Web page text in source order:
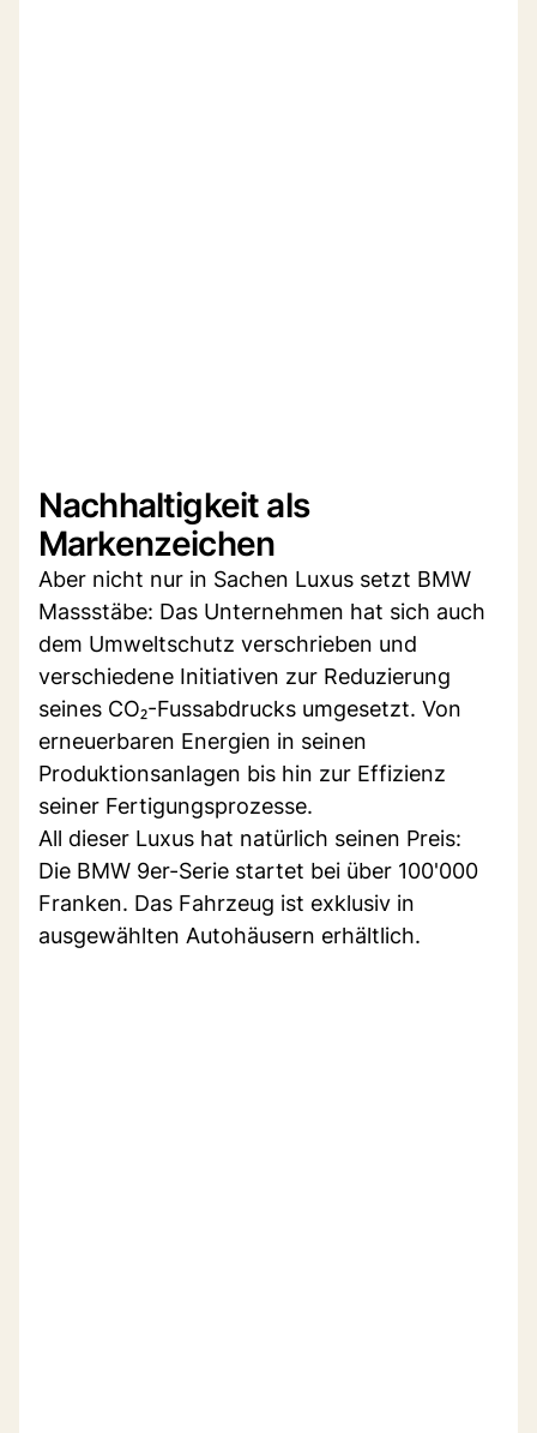
Nachhaltigkeit als
Markenzeichen
Aber nicht nur in Sachen Luxus setzt BMW
Massstäbe: Das Unternehmen hat sich auch
dem Umweltschutz verschrieben und
verschiedene Initiativen zur Reduzierung
seines CO₂-Fussabdrucks umgesetzt. Von
erneuerbaren Energien in seinen
Produktionsanlagen bis hin zur Effizienz
seiner Fertigungsprozesse.
All dieser Luxus hat natürlich seinen Preis:
Die BMW 9er-Serie startet bei über 100'000
Franken. Das Fahrzeug ist exklusiv in
ausgewählten Autohäusern erhältlich.